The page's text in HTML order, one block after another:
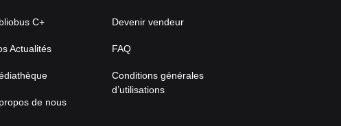
C+
Actualités
de nous
Devenir vendeur
FAQ
Conditions générales
d’utilisations